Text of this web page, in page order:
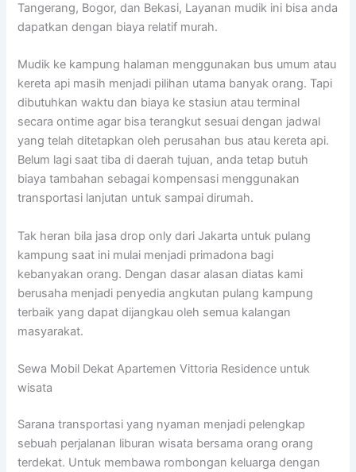
Tangerang, Bogor, dan Bekasi, Layanan mudik ini bisa anda
dapatkan dengan biaya relatif murah.
Mudik ke kampung halaman menggunakan bus umum atau
kereta api masih menjadi pilihan utama banyak orang. Tapi
dibutuhkan waktu dan biaya ke stasiun atau terminal
secara ontime agar bisa terangkut sesuai dengan jadwal
yang telah ditetapkan oleh perusahan bus atau kereta api.
Belum lagi saat tiba di daerah tujuan, anda tetap butuh
biaya tambahan sebagai kompensasi menggunakan
transportasi lanjutan untuk sampai dirumah.
Tak heran bila jasa drop only dari Jakarta untuk pulang
kampung saat ini mulai menjadi primadona bagi
kebanyakan orang. Dengan dasar alasan diatas kami
berusaha menjadi penyedia angkutan pulang kampung
terbaik yang dapat dijangkau oleh semua kalangan
masyarakat.
Sewa Mobil Dekat Apartemen Vittoria Residence untuk
wisata
Sarana transportasi yang nyaman menjadi pelengkap
sebuah perjalanan liburan wisata bersama orang orang
terdekat. Untuk membawa rombongan keluarga dengan